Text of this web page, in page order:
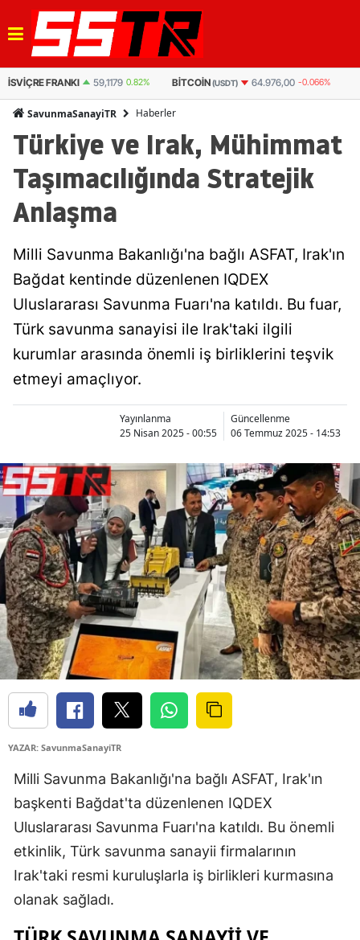
BITCOIN(USDT) 64.976,00 -0.066% BITCOIN (TL) 3.093.019 -0.094%
SavunmaSanayiTR Haberler
Türkiye ve Irak, Mühimmat
Taşımacılığında Stratejik
Anlaşma
Milli Savunma Bakanlığı'na bağlı ASFAT, Irak'ın
Bağdat kentinde düzenlenen IQDEX
Uluslararası Savunma Fuarı'na katıldı. Bu fuar,
Türk savunma sanayisi ile Irak'taki ilgili
kurumlar arasında önemli iş birliklerini teşvik
etmeyi amaçlıyor.
Yayınlanma
25 Nisan 2025 - 00:55
Güncellenme
06 Temmuz 2025 - 14:53
YAZAR: SavunmaSanayiTR
Milli Savunma Bakanlığı'na bağlı ASFAT, Irak'ın
başkenti Bağdat'ta düzenlenen IQDEX
Uluslararası Savunma Fuarı'na katıldı. Bu önemli
etkinlik, Türk savunma sanayii firmalarının
Irak'taki resmi kuruluşlarla iş birlikleri kurmasına
olanak sağladı.